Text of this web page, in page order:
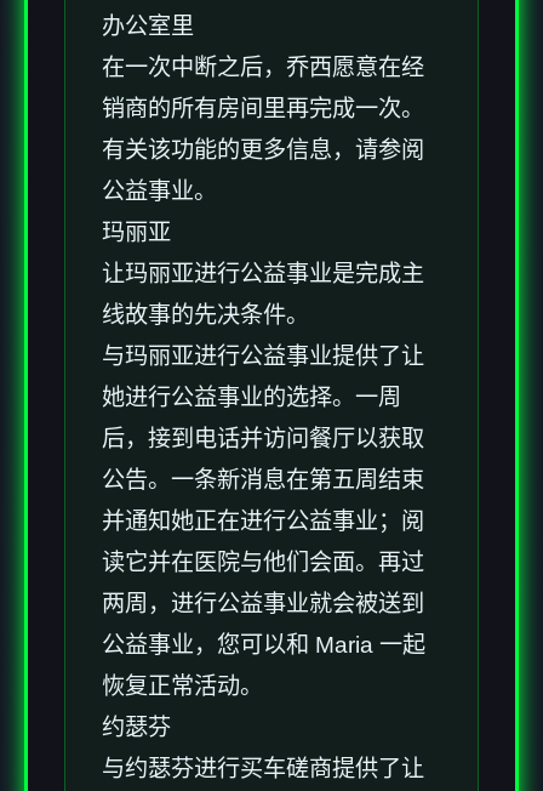
办公室里
在一次中断之后，乔西愿意在经
销商的所有房间里再完成一次。
有关该功能的更多信息，请参阅
公益事业。
玛丽亚
让玛丽亚进行公益事业是完成主
线故事的先决条件。
与玛丽亚进行公益事业提供了让
她进行公益事业的选择。一周
后，接到电话并访问餐厅以获取
公告。一条新消息在第五周结束
并通知她正在进行公益事业；阅
读它并在医院与他们会面。再过
两周，进行公益事业就会被送到
公益事业，您可以和 Maria 一起
恢复正常活动。
约瑟芬
与约瑟芬进行买车磋商提供了让